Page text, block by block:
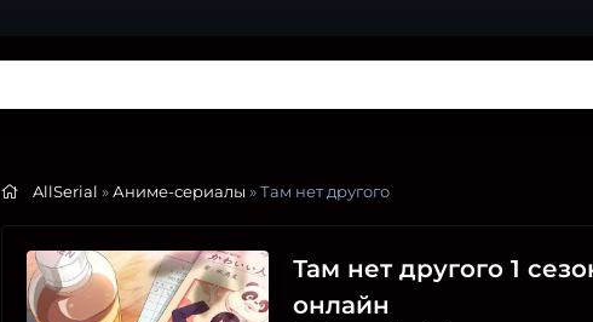
AllSerial »Аниме-сериалы » Там нет другого
Там нет другого 1
онлайн